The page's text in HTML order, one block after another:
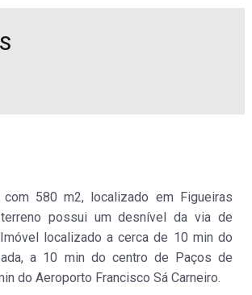
com 580 m2, localizado em Figueiras
possui um desnível da via de
localizado a cerca de 10 min do
a 10 min do centro de Paços de
do Aeroporto Francisco Sá Carneiro.